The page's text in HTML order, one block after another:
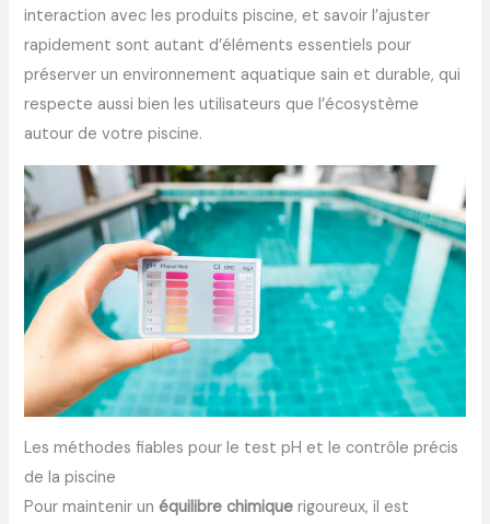
interaction avec les produits piscine, et savoir l’ajuster
rapidement sont autant d’éléments essentiels pour
préserver un environnement aquatique sain et durable, qui
respecte aussi bien les utilisateurs que l’écosystème
autour de votre piscine.
Les méthodes fiables pour le test pH et le contrôle précis
de la piscine
Pour maintenir unéquilibre chimique rigoureux, il est